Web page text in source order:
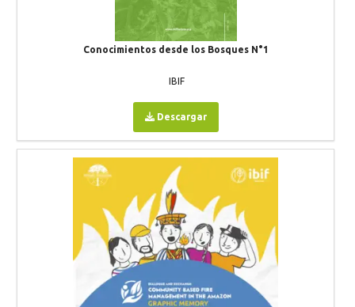
Conocimientos desde los Bosques N°1
IBIF
Descargar